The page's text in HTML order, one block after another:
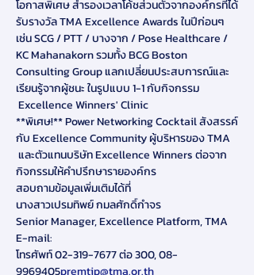
โอกาสพิเศษ สำรองเวลาโค้ชส่วนตัวจากองค์กรที่ได้
รับรางวัล TMA Excellence Awards ในปีก่อนๆ
เช่น SCG / PTT / บางจาก / Pose Healthcare /
KC Mahanakorn รวมทั้ง BCG Boston
Consulting Group แลกเปลี่ยนประสบการณ์และ
เรียนรู้จากผู้ชนะ ในรูปแบบ 1-1 กับกิจกรรม
Excellence Winners' Clinic
**พิเศษ!** Power Networking Cocktail สังสรรค์
กับ Excellence Community ผู้บริหารของ TMA
และตัวแทนบริษัท Excellence Winners ต่อจาก
กิจกรรมให้คำปรึกษารายองค์กร
สอบถามข้อมูลเพิ่มเติมได้ที่
นางสาวเปรมทิพย์ กมลศักดิ์กำจร
Senior Manager, Excellence Platform, TMA
E-mail:
โทรศัพท์ 02-319-7677 ต่อ 300, 08-
9969405premtip@tma.or.th